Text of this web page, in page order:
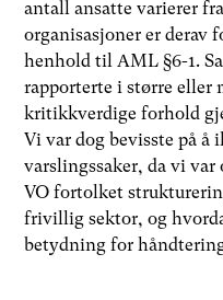
antall ansatte varierer
organisasjoner er derav
henhold til AML §6-1.
rapporterte i større eller
kritikkverdige forhold
Vi var dog bevisste på å
varslingssaker, da vi var
VO fortolket
frivillig sektor, og
betydning for